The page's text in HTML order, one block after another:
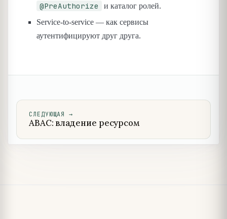
@PreAuthorize
и каталог ролей.
Service-to-service — как сервисы
аутентифицируют друг друга.
СЛЕДУЮЩАЯ →
ABAC: владение ресурсом